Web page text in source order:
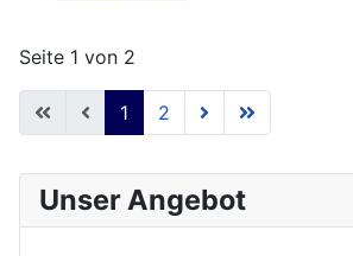
Seite 1 von 2
1 2
Unser Angebot